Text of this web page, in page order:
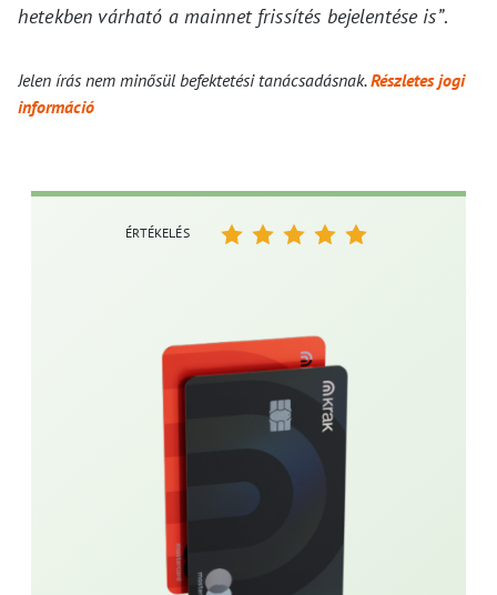
hetekben várható a mainnet frissítés bejelentése is”.
Jelen írás nem minősül befektetési tanácsadásnak.Részletes jogi
információ
ÉRTÉKELÉS